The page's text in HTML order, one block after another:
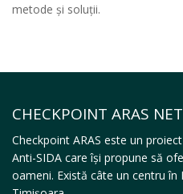
metode și soluții.
CHECKPOINT ARAS
Checkpoint ARAS este un
Anti-SIDA care își propune să
oameni. Există câte un centru în